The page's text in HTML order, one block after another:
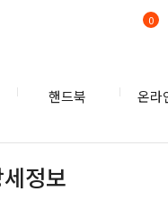
핸드북 온라
0
정보